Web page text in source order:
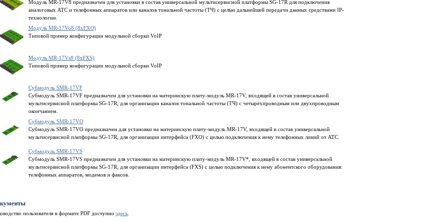
Модуль MR-17V8 предназначен для установки в состав универсальной мультисервисной платформы SG-17R для подключения
аналоговых АТС и телефонных аппаратов или каналов тональной частоты (ТЧ) с целью дальнейшей передачи данных средствами IP-
технологии.
Модуль MR-17Vo8 (8xFXO)
Типовой пример конфигурации модульной сборки VoIP
Модуль MR-17Vs8 (8xFXS)
Типовой пример конфигурации модульной сборки VoIP
Субмодуль SMR-17VF
Субмодуль SMR-17VF предназначен для установки на материнскую плату-модуль MR-17V, входящей в состав универсальной
мультисервисной платформы SG-17R, для организации каналов тональной частоты (ТЧ) с четырёхпроводным или двухпроводным
окончанием.
Субмодуль SMR-17VO
Субмодуль SMR-17VO предназначен для установки на материнскую плату-модуль MR-17V, входящей в состав универсальной
мультисервисной платформы SG-17R, для организации интерфейса (FXO) с целью подключения к нему телефонных линий от АТС.
Субмодуль SMR-17VS
Субмодуль SMR-17VS предназначен для установки на материнскую плату-модуль MR-17V*, входящей в состав универсальной
мультисервисной платформы SG-17R, для организации интерфейса (FXS) с целью подключения к нему абонентского оборудования:
телефонных аппаратов, модемов и факсов.
пользователя в формате PDF доступно здесь